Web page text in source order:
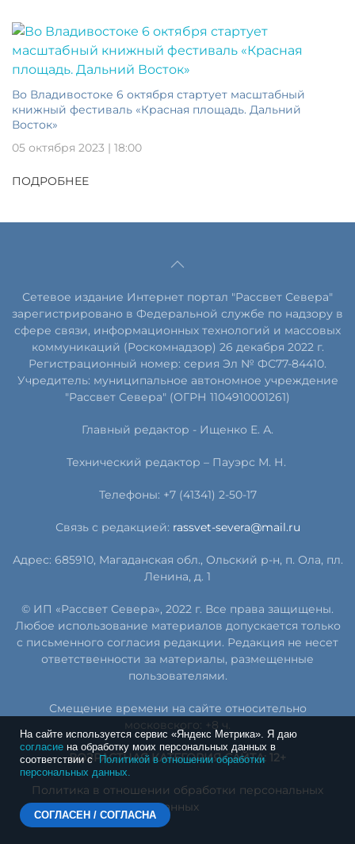
Во Владивостоке 6 октября стартует масштабный
книжный фестиваль «Красная площадь. Дальний
Восток»
05 октября 2023 | 18:00
ПОДРОБНЕЕ
Сетевое издание Интернет портал "Рассвет Севера"
зарегистрировано в Федеральной службе по надзору в
сфере связи, информационных технологий и массовых
коммуникаций (Роскомнадзор) 26 декабря 2022 г.
Регистрационный номер: серия Эл № ФС77-84410.
Учредитель: муниципальное автономное учреждение
"Рассвет Севера" (ОГРН 1104910001261)
Главный редактор - Ищенко Е. А.
Технический редактор – Пауэрс М. Н.
Телефоны: +7 (41341) 2-50-17
Связь с редакцией: rassvet-severa@mail.ru
Адрес: 685910, Магаданская обл., Ольский р-н, п. Ола, пл.
Ленина, д. 1
© ИП «Рассвет Севера», 2022 г. Все права защищены.
Любое использование материалов допускается только
с письменного согласия редакции. Редакция не несет
ответственности за материалы, размещенные
пользователями.
Смещение времени на сайте относительно
московского: +8 ч.
ВОЗРАСТНАЯ КАТЕГОРИЯ САЙТА: 12+
Политика в отношении обработки персональных
данных
На сайте используется сервис «Яндекс Метрика». Я даю
согласие на обработку моих персональных данных в
соответствии сПолитикой в отношении обработки
персональных данных.
СОГЛАСЕН / СОГЛАСНА